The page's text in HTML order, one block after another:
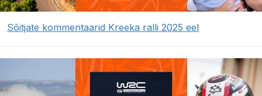
Sõitjate kommentaarid Kreeka ralli 2025 eel